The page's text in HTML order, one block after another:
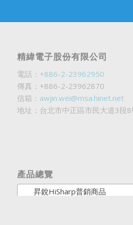
精緯電子股份有限公司
電話： +886-2-23962950
傳真：+886-2-23962870
信箱： awjin.wei@msa.hinet.net
地址：台北市中正區市民大道3段
產品總覽
昇銳HiSharp普銷商品